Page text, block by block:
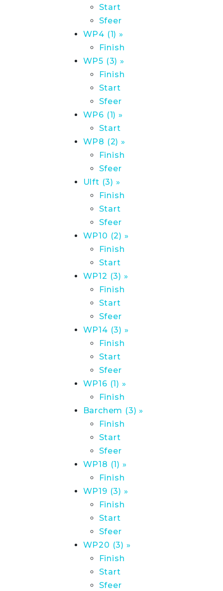
Start
Sfeer
WP4 (1) »
Finish
WP5 (3) »
Finish
Start
Sfeer
WP6 (1) »
Start
WP8 (2) »
Finish
Sfeer
Ulft (3) »
Finish
Start
Sfeer
WP10 (2) »
Finish
Start
WP12 (3) »
Finish
Start
Sfeer
WP14 (3) »
Finish
Start
Sfeer
WP16 (1) »
Finish
Barchem (3) »
Finish
Start
Sfeer
WP18 (1) »
Finish
WP19 (3) »
Finish
Start
Sfeer
WP20 (3) »
Finish
Start
Sfeer